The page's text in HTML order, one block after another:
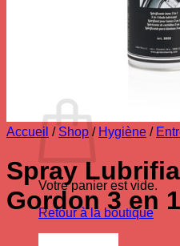
Votre panier est
Retour à la
Votre panier est vide.
Retour à la boutique
Accueil / Shop / Hygiène /
Spray
Gordon 3 en